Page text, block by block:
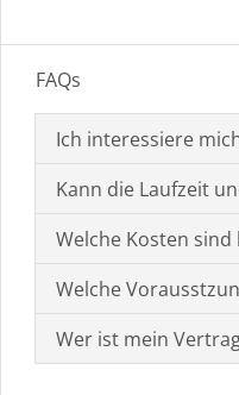
FAQs
Ich interessiere
Kann die Laufzeit
Welche Kosten
Welche
Wer ist mein